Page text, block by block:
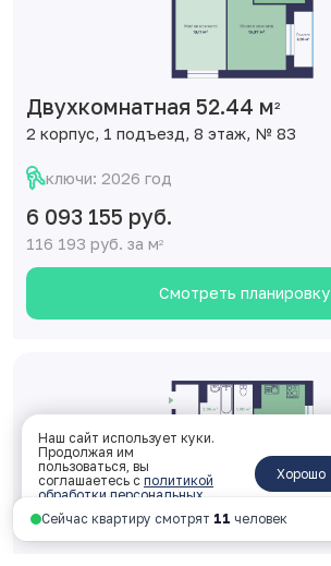
Двухкомнатная 52.44 м2
2 корпус, 1 подъезд, 8 этаж, № 83
ключи: 2026 год
6 093 155 руб.
116 193 руб. за м2
Смотреть планировку
Сейчас квартиру смотрят 11 человек
Наш сайт использует куки.
Продолжая им
пользоваться, вы
соглашаетесь с политикой
обработки персональных
данных
Хорошо